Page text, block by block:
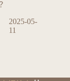
2025-05-
11